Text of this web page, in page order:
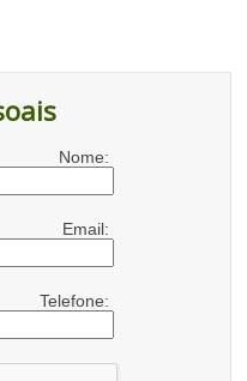
Nome:
Email:
Telefone: